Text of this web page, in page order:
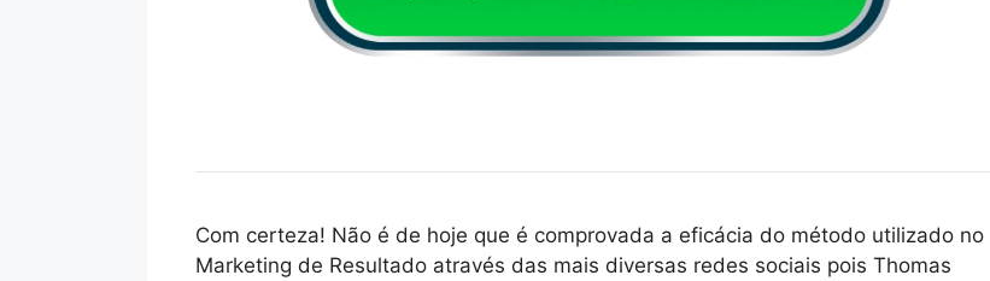
Com certeza! Não é de hoje que é comprovada a eficácia do método utilizado no
Marketing de Resultado através das mais diversas redes sociais pois Thomas